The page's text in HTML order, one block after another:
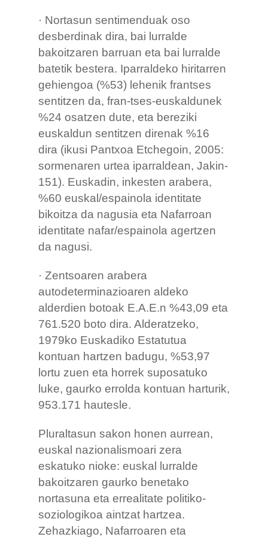
· Nortasun sentimenduak oso
desberdinak dira, bai lurralde
bakoitzaren barruan eta bai lurralde
batetik bestera. Iparraldeko hiritarren
gehiengoa (%53) lehenik frantses
sentitzen da, fran-tses-euskaldunek
%24 osatzen dute, eta bereziki
euskaldun sentitzen direnak %16
dira (ikusi Pantxoa Etchegoin, 2005:
sormenaren urtea iparraldean, Jakin-
151). Euskadin, inkesten arabera,
%60 euskal/espainola identitate
bikoitza da nagusia eta Nafarroan
identitate nafar/espainola agertzen
da nagusi.
· Zentsoaren arabera
autodeterminazioaren aldeko
alderdien botoak E.A.E.n %43,09 eta
761.520 boto dira. Alderatzeko,
1979ko Euskadiko Estatutua
kontuan hartzen badugu, %53,97
lortu zuen eta horrek suposatuko
luke, gaurko errolda kontuan harturik,
953.171 hautesle.
Pluraltasun sakon honen aurrean,
euskal nazionalismoari zera
eskatuko nioke: euskal lurralde
bakoitzaren gaurko benetako
nortasuna eta errealitate politiko-
soziologikoa aintzat hartzea.
Zehazkiago, Nafarroaren eta